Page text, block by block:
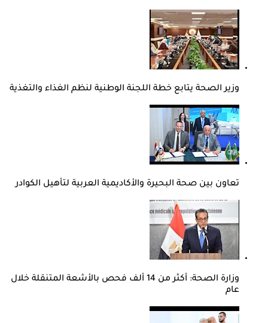
وزير الصحة يتابع خطة اللجنة الوطنية لنظم الغذاء والتغذية
تعاون بين صحة البحيرة والأكاديمية العربية لتأهيل الكوادر
وزارة الصحة: أكثر من 14 ألف فحص بالأشعة المتنقلة خلال
عام